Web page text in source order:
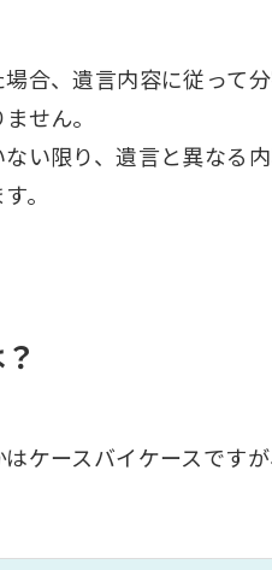
合、遺言内容に従って
せん。
い限り、遺言と異なる
。
ケースバイケースです